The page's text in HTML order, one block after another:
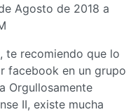
Agosto de 2018 a
te recomiendo que lo
facebook en un grupo
Orgullosamente
II, existe mucha